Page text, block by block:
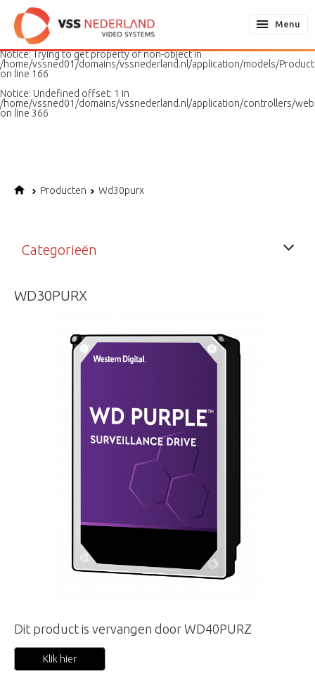
Notice: Undefined variable: page in
/home/vssned01/domains/vssnederland.nl/application/models/
on line
187
Notice: Trying to get property of non-object in
/home/vssned01/domains/vssnederland.nl/application/models/
on line 166
Notice: Undefined offset: 1 in
/home/vssned01/domains/vssnederland.nl/application/controllers/
on line 366
Menu
Producten Wd30purx
Categorieën
WD30PURX
Dit product is vervangen door WD40PURZ
Klik hier